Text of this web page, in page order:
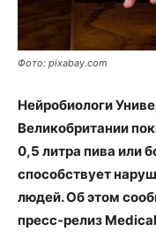
Фото: pixabay.com
Нейробиологи
Великобритании
0,5 литра пива или
способствует
людей. Об этом
пресс-релиз